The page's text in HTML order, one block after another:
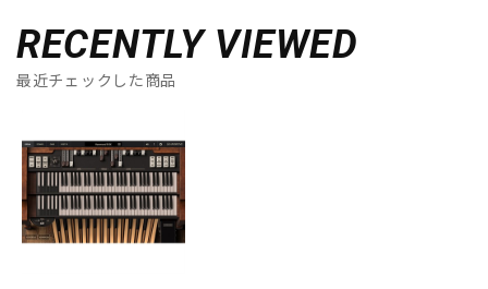
RECENTLY VIEWED
最近チェックした商品